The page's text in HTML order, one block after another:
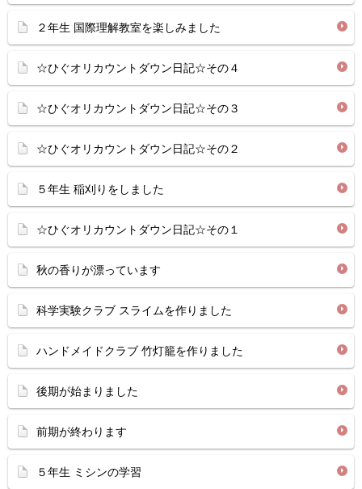
２年生 国際理解教室を楽しみました
☆ひぐオリカウントダウン日記☆その４
☆ひぐオリカウントダウン日記☆その３
☆ひぐオリカウントダウン日記☆その２
５年生 稲刈りをしました
☆ひぐオリカウントダウン日記☆その１
秋の香りが漂っています
科学実験クラブ スライムを作りました
ハンドメイドクラブ 竹灯籠を作りました
後期が始まりました
前期が終わります
５年生 ミシンの学習